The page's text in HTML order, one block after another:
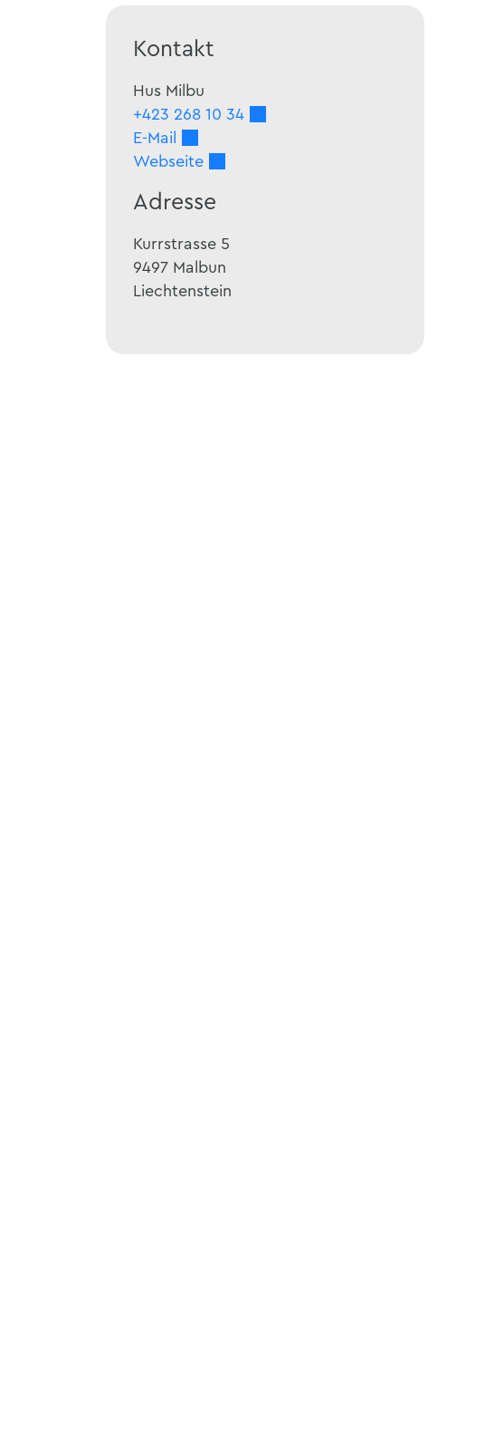
Kontakt
Hus Milbu
+423 268 10 34
E-Mail
Webseite
Adresse
Kurrstrasse 5
9497 Malbun
Liechtenstein